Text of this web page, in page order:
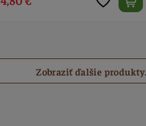
Zobraziť ďalšie produkty...